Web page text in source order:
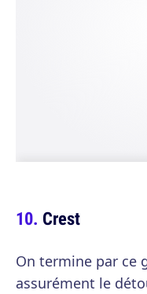
Crest
On termine par ce
assurément le